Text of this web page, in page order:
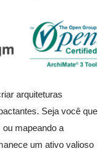
arquiteturas
Seja você que
mapeando a
um ativo valioso